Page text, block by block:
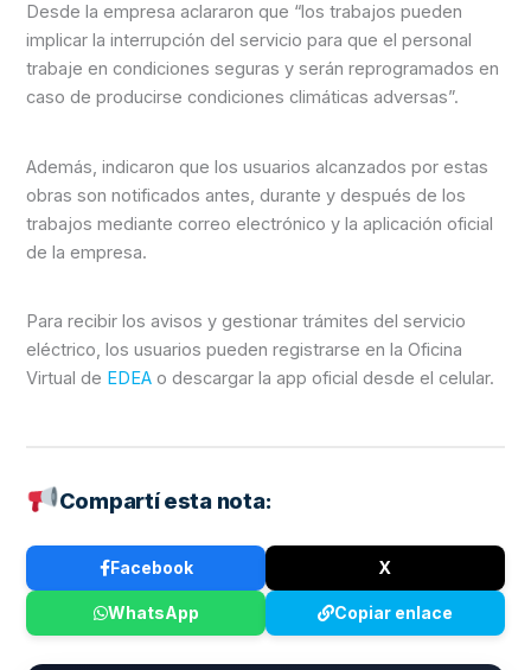
Desde la empresa aclararon que “los trabajos pueden
implicar la interrupción del servicio para que el personal
trabaje en condiciones seguras y serán reprogramados en
caso de producirse condiciones climáticas adversas”.
Además, indicaron que los usuarios alcanzados por estas
obras son notificados antes, durante y después de los
trabajos mediante correo electrónico y la aplicación oficial
de la empresa.
Para recibir los avisos y gestionar trámites del servicio
eléctrico, los usuarios pueden registrarse en la Oficina
Virtual de EDEA o descargar la app oficial desde el celular.
Compartí esta nota:
Facebook X
WhatsApp Copiar enlace